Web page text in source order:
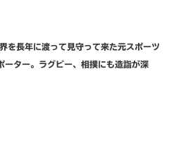
を長年に渡って見守って来た元スポーツ
ーター。ラグビー、相撲にも造詣が深